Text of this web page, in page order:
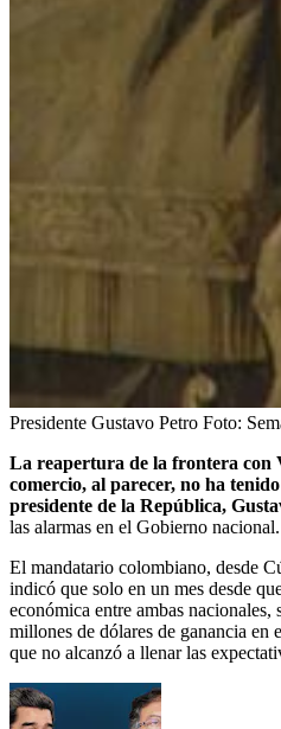
Presidente Gustavo Petro Foto:
La reapertura de la frontera con
comercio, al parecer, no ha
presidente de la República,
las alarmas en el Gobierno nacional.
El mandatario colombiano, desde
indicó que solo en un mes desde
económica entre ambas
millones de dólares de ganancia en
que no alcanzó a llenar las